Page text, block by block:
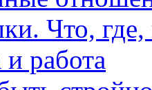
Что, где,
работа